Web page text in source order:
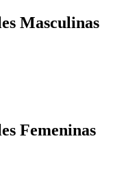
Masculinas
Femeninas